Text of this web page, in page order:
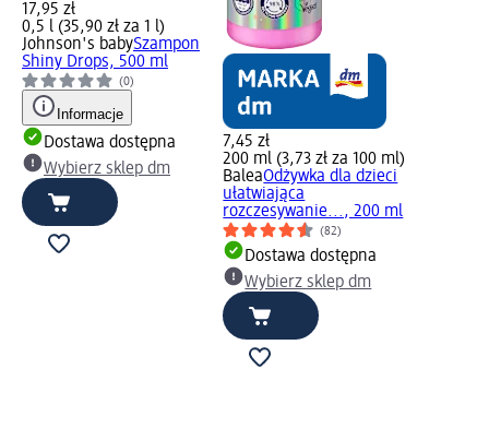
17,95 zł
0,5 l (35,90 zł za 1 l)
Johnson's babySzampon
Shiny Drops, 500 ml
(0)
Informacje
Dostawa dostępna
Wybierz sklep dm
7,45 zł
200 ml (3,73 zł za 100 ml)
BaleaOdżywka dla dzieci
ułatwiająca
rozczesywanie..., 200 ml
(82)
Dostawa dostępna
Wybierz sklep dm